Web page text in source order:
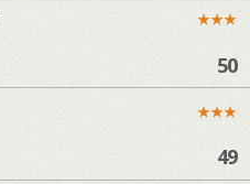
★★★
50
★★★
49